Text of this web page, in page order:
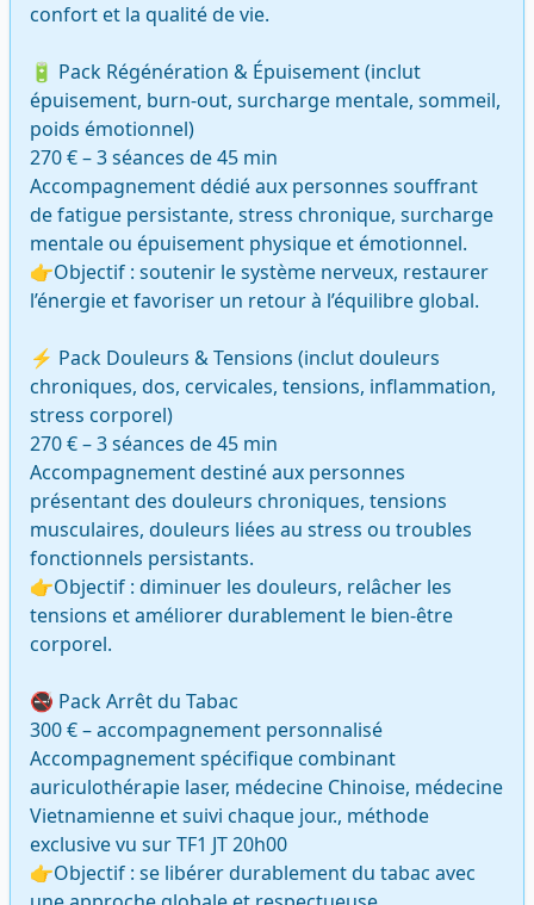
confort et la qualité de vie.
🔋 Pack Régénération & Épuisement (inclut
épuisement, burn-out, surcharge mentale, sommeil,
poids émotionnel)
270 € – 3 séances de 45 min
Accompagnement dédié aux personnes souffrant
de fatigue persistante, stress chronique, surcharge
mentale ou épuisement physique et émotionnel.
👉Objectif : soutenir le système nerveux, restaurer
l’énergie et favoriser un retour à l’équilibre global.
⚡ Pack Douleurs & Tensions (inclut douleurs
chroniques, dos, cervicales, tensions, inflammation,
stress corporel)
270 € – 3 séances de 45 min
Accompagnement destiné aux personnes
présentant des douleurs chroniques, tensions
musculaires, douleurs liées au stress ou troubles
fonctionnels persistants.
👉Objectif : diminuer les douleurs, relâcher les
tensions et améliorer durablement le bien-être
corporel.
🚭 Pack Arrêt du Tabac
300 € – accompagnement personnalisé
Accompagnement spécifique combinant
auriculothérapie laser, médecine Chinoise, médecine
Vietnamienne et suivi chaque jour., méthode
exclusive vu sur TF1 JT 20h00
👉Objectif : se libérer durablement du tabac avec